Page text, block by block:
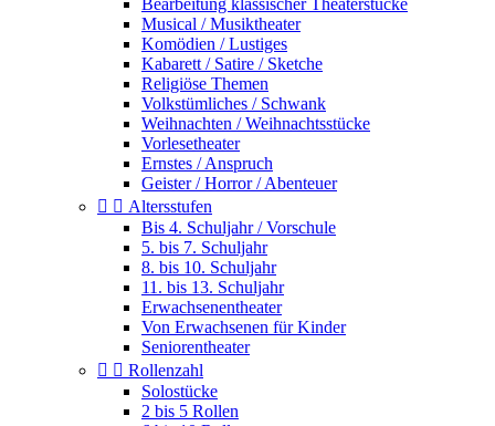
Bearbeitung klassischer Theaterstücke
Musical / Musiktheater
Komödien / Lustiges
Kabarett / Satire / Sketche
Religiöse Themen
Volkstümliches / Schwank
Weihnachten / Weihnachtsstücke
Vorlesetheater
Ernstes / Anspruch
Geister / Horror / Abenteuer
  Altersstufen
Bis 4. Schuljahr / Vorschule
5. bis 7. Schuljahr
8. bis 10. Schuljahr
11. bis 13. Schuljahr
Erwachsenentheater
Von Erwachsenen für Kinder
Seniorentheater
  Rollenzahl
Solostücke
2 bis 5 Rollen